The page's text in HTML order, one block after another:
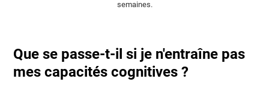
semaines.
Que se passe-t-il si je n'entraîne pas
mes capacités cognitives ?